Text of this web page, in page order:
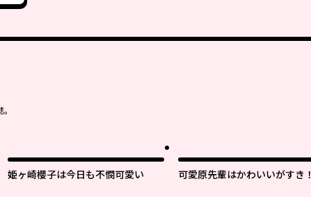
姫ヶ崎櫻子は今日も不憫可愛い 可愛原先輩はかわいいがすき！